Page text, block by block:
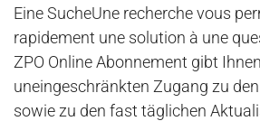
Eine SucheUne recherche vous
rapidement une solution à une
ZPO Online Abonnement gibt
uneingeschränkten Zugang zu
sowie zu den fast täglichen